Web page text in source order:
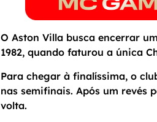
O Aston Villa busca encerrar
1982, quando faturou a única
Para chegar à finalíssima, o
nas semifinais. Após um revés
volta.